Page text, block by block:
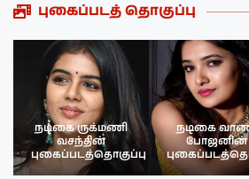
புகைப்படத் தொகுப்பு
நடிகை ருக்மணி
வசந்தின்
புகைப்படத்தொகுப்பு
நடிகை
போஜனின்